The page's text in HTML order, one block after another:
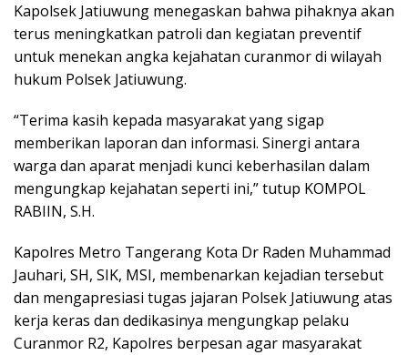
Kapolsek Jatiuwung menegaskan bahwa pihaknya akan
terus meningkatkan patroli dan kegiatan preventif
untuk menekan angka kejahatan curanmor di wilayah
hukum Polsek Jatiuwung.
“Terima kasih kepada masyarakat yang sigap
memberikan laporan dan informasi. Sinergi antara
warga dan aparat menjadi kunci keberhasilan dalam
mengungkap kejahatan seperti ini,” tutup KOMPOL
RABIIN, S.H.
Kapolres Metro Tangerang Kota Dr Raden Muhammad
Jauhari, SH, SIK, MSI, membenarkan kejadian tersebut
dan mengapresiasi tugas jajaran Polsek Jatiuwung atas
kerja keras dan dedikasinya mengungkap pelaku
Curanmor R2, Kapolres berpesan agar masyarakat